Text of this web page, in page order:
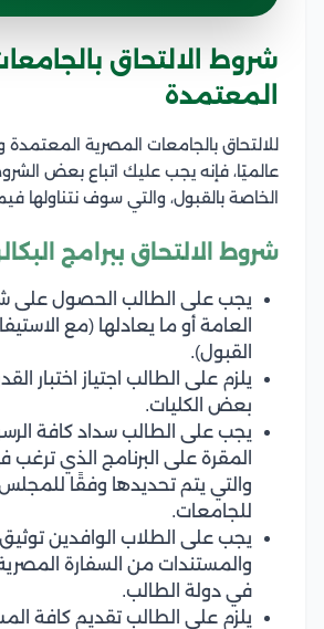
شروط الالتحاق
المعتمدة
للالتحاق بالجامعات المصرية المعتمدة
عالميًا، فإنه يجب عليك اتباع بعض
الخاصة بالقبول، والتي سوف نتناولها
شروط الالتحاق ببرامج
يجب على الطالب الحصول على
العامة أو ما يعادلها (مع
القبول).
يلزم على الطالب اجتياز اختبار
بعض الكليات.
يجب على الطالب سداد كافة
المقرة على البرنامج الذي ترغب
والتي يتم تحديدها وفقًا
للجامعات.
يجب على الطلاب الوافدين
والمستندات من السفارة
في دولة الطالب.
يلزم على الطالب تقديم كافة